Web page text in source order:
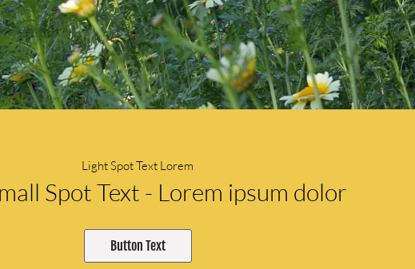
Light Spot Text Lorem
Spot Text - Lorem ipsum dolor
Button Text